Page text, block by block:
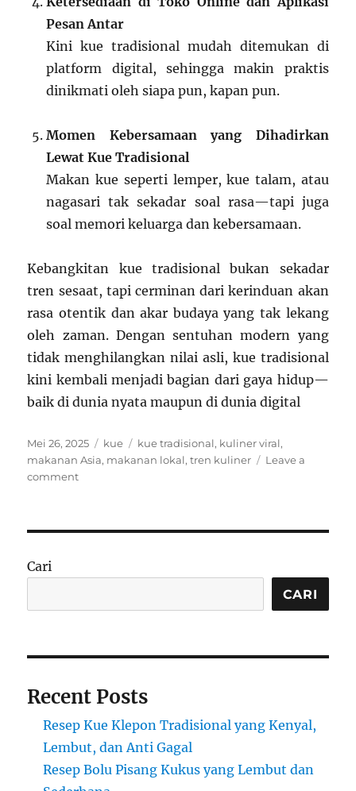
Pesan Antar
Kini kue tradisional mudah ditemukan di
platform digital, sehingga makin praktis
dinikmati oleh siapa pun, kapan pun.
Momen Kebersamaan yang Dihadirkan
Lewat Kue Tradisional
Makan kue seperti lemper, kue talam, atau
nagasari tak sekadar soal rasa—tapi juga
soal memori keluarga dan kebersamaan.
Kebangkitan kue tradisional bukan sekadar
tren sesaat, tapi cerminan dari kerinduan akan
rasa otentik dan akar budaya yang tak lekang
oleh zaman. Dengan sentuhan modern yang
tidak menghilangkan nilai asli, kue tradisional
kini kembali menjadi bagian dari gaya hidup—
baik di dunia nyata maupun di dunia digital
Posted
on
Mei 26, 2025 Categories
kue Tags
kue tradisional, kuliner viral,
makanan Asia, makanan lokal,tren kuliner
Leave a
commenton
Daun:
TikTok
Makan
Cari
CARI
Recent Posts
Resep Kue Klepon Tradisional yang Kenyal,
Lembut, dan Anti Gagal
Resep Bolu Pisang Kukus yang Lembut dan